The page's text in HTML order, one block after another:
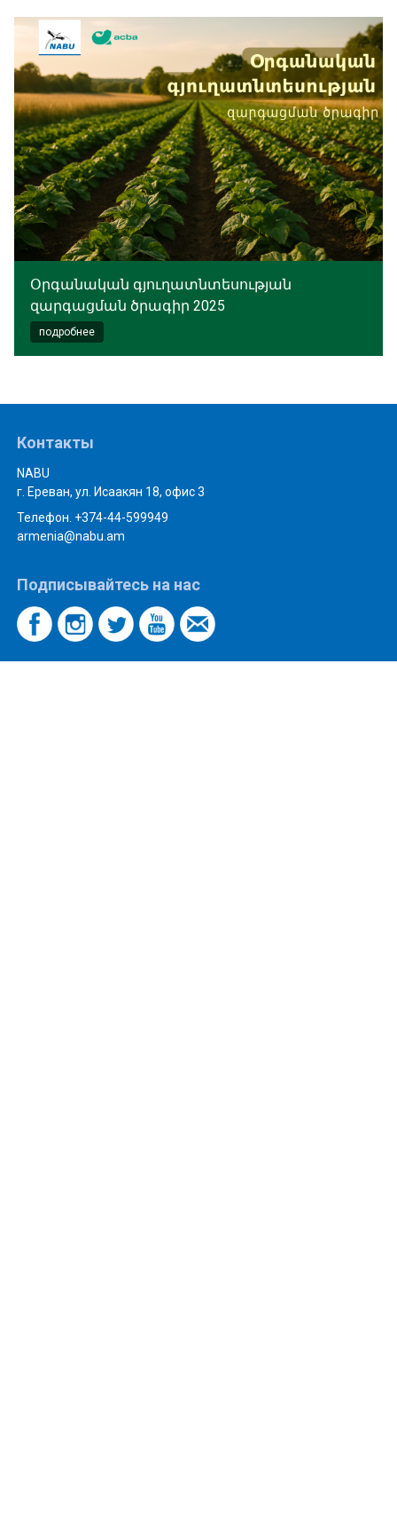
Օրգանական գյուղատնտեսության
զարգացման ծրագիր 2025
подробнее
Контакты
NABU
г. Ереван, ул. Исаакян 18, офис 3
Телефон. +374-44-599949
armenia@nabu.am
Подписывайтесь на нас